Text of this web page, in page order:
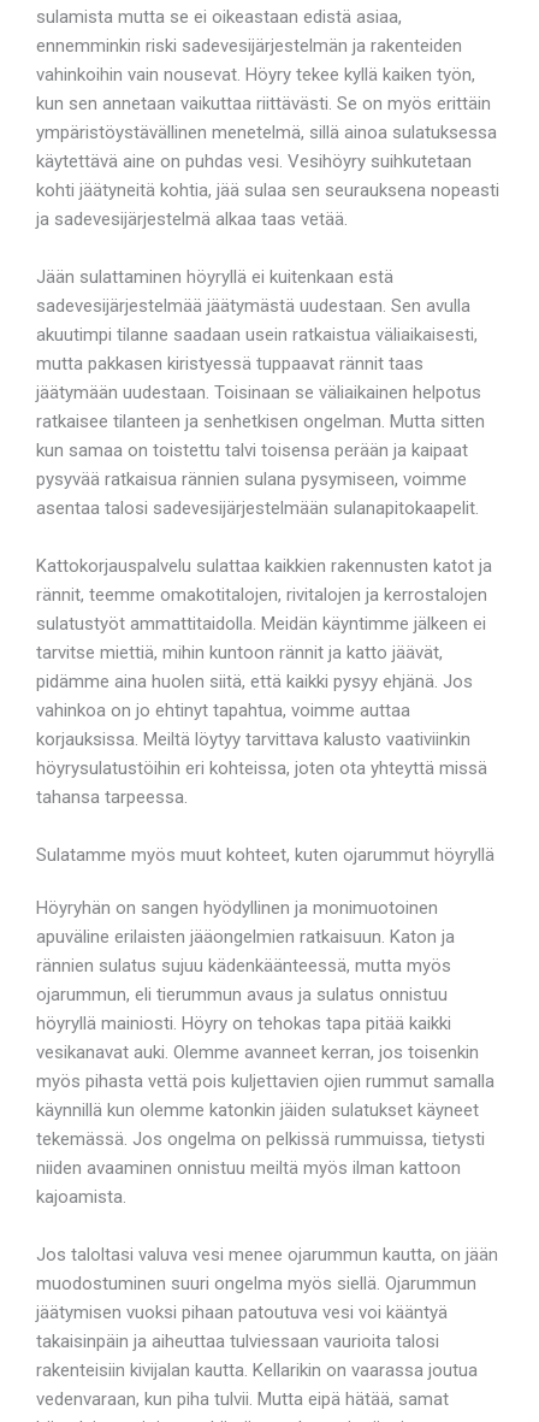
sulamista mutta se ei oikeastaan edistä asiaa,
ennemminkin riski sadevesijärjestelmän ja rakenteiden
vahinkoihin vain nousevat. Höyry tekee kyllä kaiken työn,
kun sen annetaan vaikuttaa riittävästi. Se on myös erittäin
ympäristöystävällinen menetelmä, sillä ainoa sulatuksessa
käytettävä aine on puhdas vesi. Vesihöyry suihkutetaan
kohti jäätyneitä kohtia, jää sulaa sen seurauksena nopeasti
ja sadevesijärjestelmä alkaa taas vetää.
Jään sulattaminen höyryllä ei kuitenkaan estä
sadevesijärjestelmää jäätymästä uudestaan. Sen avulla
akuutimpi tilanne saadaan usein ratkaistua väliaikaisesti,
mutta pakkasen kiristyessä tuppaavat rännit taas
jäätymään uudestaan. Toisinaan se väliaikainen helpotus
ratkaisee tilanteen ja senhetkisen ongelman. Mutta sitten
kun samaa on toistettu talvi toisensa perään ja kaipaat
pysyvää ratkaisua rännien sulana pysymiseen, voimme
asentaa talosi sadevesijärjestelmään sulanapitokaapelit.
Kattokorjauspalvelu sulattaa kaikkien rakennusten katot ja
rännit, teemme omakotitalojen, rivitalojen ja kerrostalojen
sulatustyöt ammattitaidolla. Meidän käyntimme jälkeen ei
tarvitse miettiä, mihin kuntoon rännit ja katto jäävät,
pidämme aina huolen siitä, että kaikki pysyy ehjänä. Jos
vahinkoa on jo ehtinyt tapahtua, voimme auttaa
korjauksissa. Meiltä löytyy tarvittava kalusto vaativiinkin
höyrysulatustöihin eri kohteissa, joten ota yhteyttä missä
tahansa tarpeessa.
Sulatamme myös muut kohteet, kuten ojarummut höyryllä
Höyryhän on sangen hyödyllinen ja monimuotoinen
apuväline erilaisten jääongelmien ratkaisuun. Katon ja
rännien sulatus sujuu kädenkäänteessä, mutta myös
ojarummun, eli tierummun avaus ja sulatus onnistuu
höyryllä mainiosti. Höyry on tehokas tapa pitää kaikki
vesikanavat auki. Olemme avanneet kerran, jos toisenkin
myös pihasta vettä pois kuljettavien ojien rummut samalla
käynnillä kun olemme katonkin jäiden sulatukset käyneet
tekemässä. Jos ongelma on pelkissä rummuissa, tietysti
niiden avaaminen onnistuu meiltä myös ilman kattoon
kajoamista.
Jos taloltasi valuva vesi menee ojarummun kautta, on jään
muodostuminen suuri ongelma myös siellä. Ojarummun
jäätymisen vuoksi pihaan patoutuva vesi voi kääntyä
takaisinpäin ja aiheuttaa tulviessaan vaurioita talosi
rakenteisiin kivijalan kautta. Kellarikin on vaarassa joutua
vedenvaraan, kun piha tulvii. Mutta eipä hätää, samat